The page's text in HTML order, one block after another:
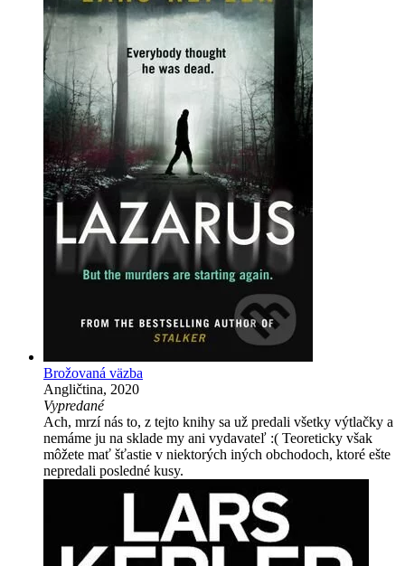
Brožovaná väzba
Angličtina, 2020
Vypredané
Ach, mrzí nás to, z tejto knihy sa už predali všetky výtlačky a
nemáme ju na sklade my ani vydavateľ :( Teoreticky však
môžete mať šťastie v niektorých iných obchodoch, ktoré ešte
nepredali posledné kusy.